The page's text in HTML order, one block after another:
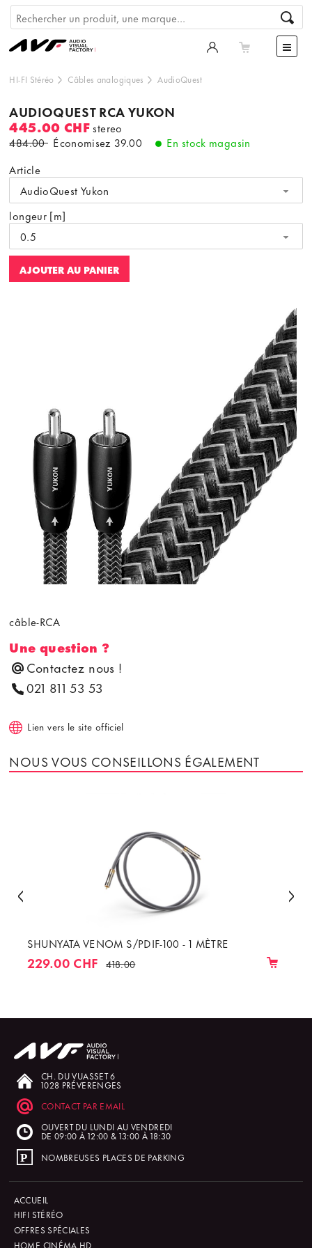
HI-FI Stéréo Câbles analogiques AudioQuest
AUDIOQUEST RCA YUKON
445.00 CHFstereo
484.00 Économisez 39.00
En stock magasin
Article
AudioQuest Yukon
longeur [m]
0.5
AJOUTER AU PANIER
câble-RCA
Une question ?
Contactez nous !
021 811 53 53
Lien vers le site officiel
NOUS VOUS CONSEILLONS ÉGALEMENT
SHUNYATA VENOM S/PDIF-100 - 1 MÈTRE
229.00 CHF 418.00
CH. DU VUASSET 6
1028 PRÉVERENGES
CONTACT PAR EMAIL
OUVERT DU LUNDI AU VENDREDI
DE 09:00 À 12:00 & 13:00 À 18:30
NOMBREUSES PLACES DE PARKING
ACCUEIL
HIFI STÉRÉO
OFFRES SPÉCIALES
HOME CINÉMA HD